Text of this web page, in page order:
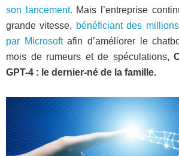
son lancement. Mais l’entreprise
grande vitesse, bénéficiant des
par Microsoftafin d’améliorer le
mois de rumeurs et de spéculations,
GPT-4 : le dernier-né de la famille.